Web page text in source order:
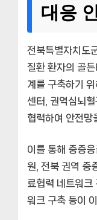
대응
전북특별자치도
질환 환자의 골든
계를 구축하기
센터, 권역심뇌
협력하여 안전망
이를 통해 중증
원, 전북 권역 중
료협력 네트워크
워크 구축 등이